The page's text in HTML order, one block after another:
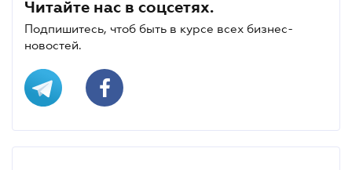
Читайте нас в соцсетях.
Подпишитесь, чтоб быть в курсе всех бизнес-
новостей.